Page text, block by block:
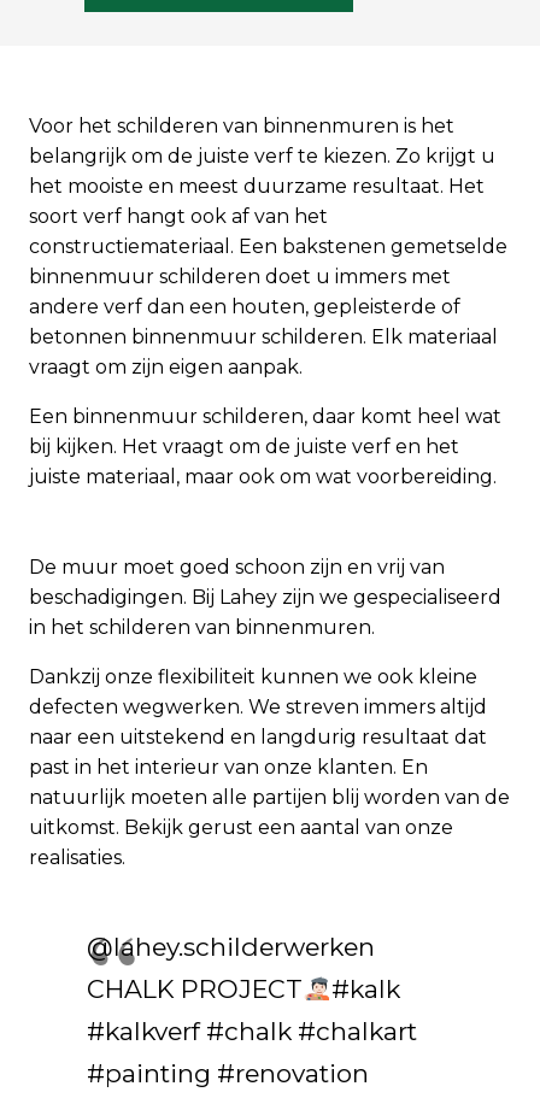
Voor het schilderen van binnenmuren is het
belangrijk om de juiste verf te kiezen. Zo krijgt u
het mooiste en meest duurzame resultaat. Het
soort verf hangt ook af van het
constructiemateriaal. Een bakstenen gemetselde
binnenmuur schilderen doet u immers met
andere verf dan een houten, gepleisterde of
betonnen binnenmuur schilderen. Elk materiaal
vraagt om zijn eigen aanpak.
Een binnenmuur schilderen, daar komt heel wat
bij kijken. Het vraagt om de juiste verf en het
juiste materiaal, maar ook om wat voorbereiding.
De muur moet goed schoon zijn en vrij van
beschadigingen. Bij Lahey zijn we gespecialiseerd
in het schilderen van binnenmuren.
Dankzij onze flexibiliteit kunnen we ook kleine
defecten wegwerken. We streven immers altijd
naar een uitstekend en langdurig resultaat dat
past in het interieur van onze klanten. En
natuurlijk moeten alle partijen blij worden van de
uitkomst. Bekijk gerust een aantal van onze
realisaties.
@lahey.schilderwerken
CHALK PROJECT
#kalk
#kalkverf #chalk #chalkart
#painting #renovation